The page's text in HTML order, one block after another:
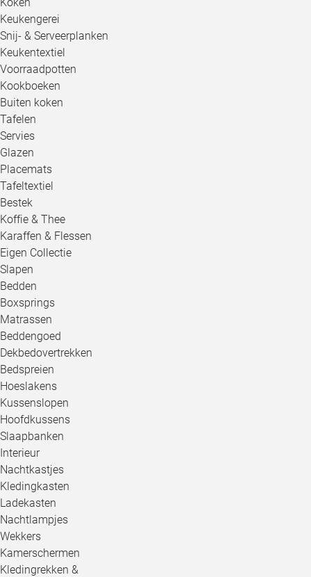
Keukengerei
Snij- & Serveerplanken
Keukentextiel
Voorraadpotten
Kookboeken
Buiten koken
Tafelen
Servies
Glazen
Placemats
Tafeltextiel
Bestek
Koffie & Thee
Karaffen & Flessen
Eigen Collectie
Slapen
Bedden
Boxsprings
Matrassen
Beddengoed
Dekbedovertrekken
Bedspreien
Hoeslakens
Kussenslopen
Hoofdkussens
Slaapbanken
Interieur
Nachtkastjes
Kledingkasten
Ladekasten
Nachtlampjes
Wekkers
Kamerschermen
Kledingrekken &